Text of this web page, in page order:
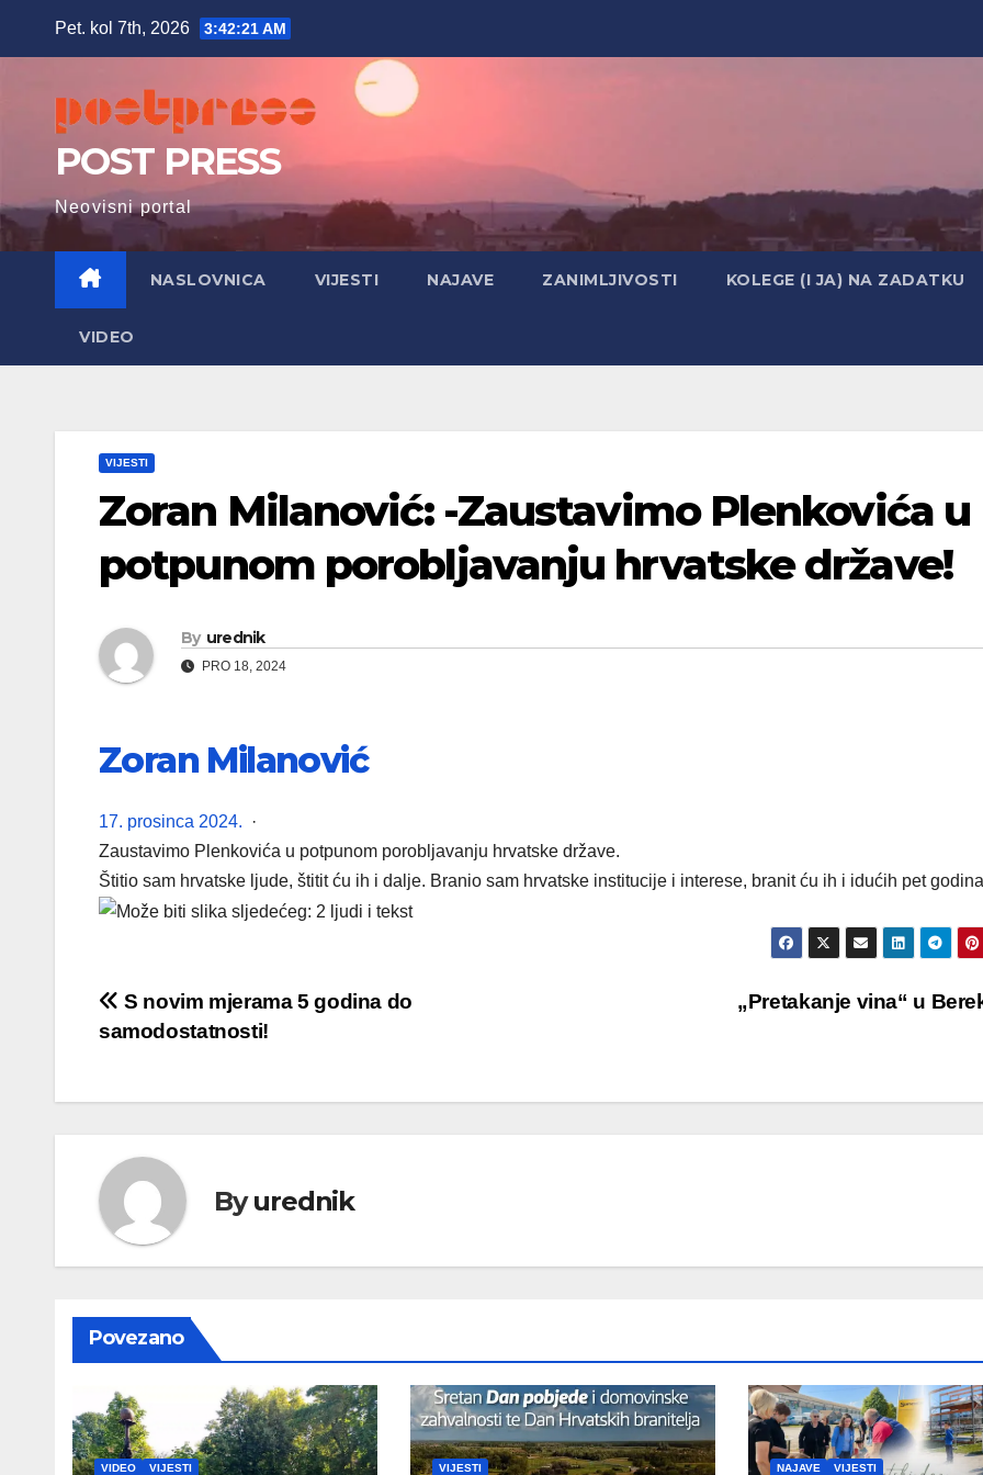
Pet. kol 7th, 2026 3:42:22 AM
POST PRESS
Neovisni portal
NASLOVNICA VIJESTI NAJAVE ZANIMLJIVOSTI KOLEGE (I JA) NA ZADATKU
VIDEO
VIJESTI
Zoran Milanović: -Zaustavimo Plenkovića u
potpunom porobljavanju hrvatske države!
By urednik
PRO 18, 2024
Zoran Milanović
17. prosinca 2024.
·
Zaustavimo Plenkovića u potpunom porobljavanju hrvatske države.
Štitio sam hrvatske ljude, štitit ću ih i dalje. Branio sam hrvatske institucije i interese, branit ću ih i idućih pet
Navigacija
„Pretakanje vina“ u
S novim mjerama 5 godina do
samodostatnosti!
Byurednik
Povezano
VIDEO VIJESTI VIJESTI NAJAVE VIJESTI